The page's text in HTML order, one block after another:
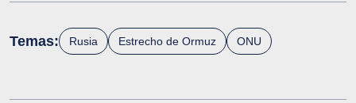
Temas: Rusia Estrecho de Ormuz ONU